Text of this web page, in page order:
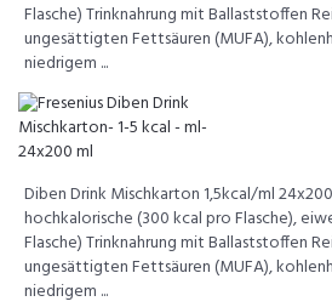
Flasche) Trinknahrung mit Ballaststoffen
ungesättigten Fettsäuren (MUFA),
niedrigem ...
Diben Drink Mischkarton 1,5kcal/ml
hochkalorische (300 kcal pro Flasche),
Flasche) Trinknahrung mit Ballaststoffen
ungesättigten Fettsäuren (MUFA),
niedrigem ...